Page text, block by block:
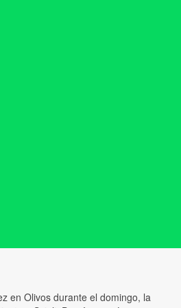
en Olivos durante el domingo, la